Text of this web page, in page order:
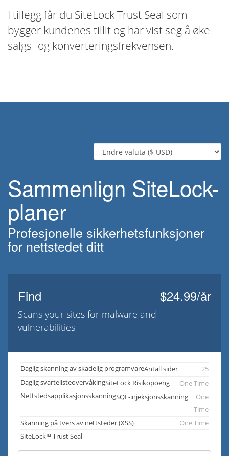
I tillegg får du SiteLock Trust Seal som
bygger kundenes tillit og har vist seg å øke
salgs- og konverteringsfrekvensen.
Sammenlign SiteLock-
planer
Profesjonelle sikkerhetsfunksjoner
for nettstedet ditt
Find $24.99/år
Scans your sites for malware and
vulnerabilities
Daglig skanning av skadelig programvareAntall sider
25
Daglig svartelisteovervåkingSiteLock Risikopoeng
Nettstedsapplikasjonsskanning
One Time
SQL-injeksjonsskanning
One
Time
Skanning på tvers av nettsteder (XSS)
One Time
SiteLock™ Trust Seal